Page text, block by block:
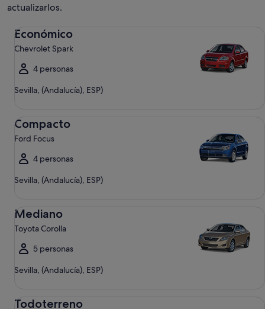
actualizarlos.
Económico
Chevrolet Spark
4 personas
Sevilla, (Andalucía), ESP)
Compacto
Ford Focus
4 personas
Sevilla, (Andalucía), ESP)
Mediano
Toyota Corolla
5 personas
Sevilla, (Andalucía), ESP)
Todoterreno